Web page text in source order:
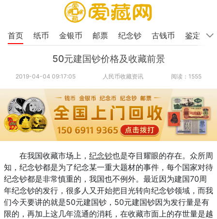
首页 纸币 金银币 邮票 纪念钞 古钱币 鉴定
50元建国钞价格及收藏前景
2019-04-04 09:17:05 人民币收藏资讯 阅读：1555
在我国收藏市场上， 纪念钞也是夺目耀眼的存在。众所周
知，纪念钞都是为了纪念某一重大题材的事件，每个国家对待
纪念钞都是非常慎重的，我国也不例外。最近因为建国70周
年纪念钞的发行，很多人又开始把目光转向纪念钞领域，而我
们今天要讲的就是50元建国钞，50元建国钞因为发行量是有
限的，再加上这几年流通的消耗，在收藏市面上的存世量是越